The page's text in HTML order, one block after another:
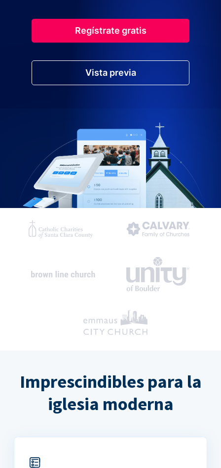
Regístrate gratis
Vista previa
Imprescindibles para la
iglesia moderna